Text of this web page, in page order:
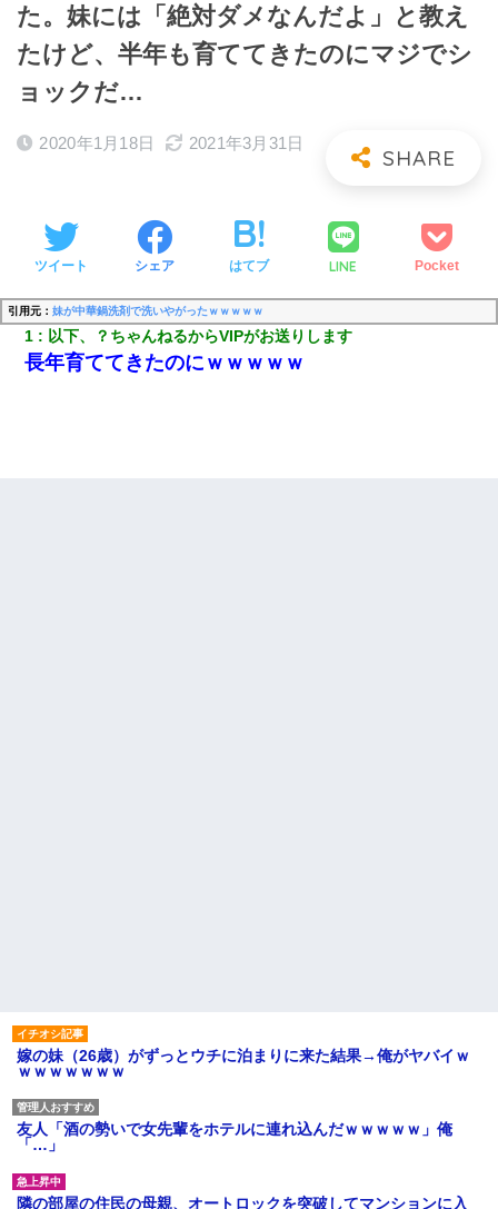
た。妹には「絶対ダメなんだよ」と教え
たけど、半年も育ててきたのにマジでシ
ョックだ…
2020年1月18日 2021年3月31日
ツイート シェア はてブ LINE Pocket
引用元： 妹が中華鍋洗剤で洗いやがったｗｗｗｗｗ
1 以下、？ちゃんねるからVIPがお送りします
長年育ててきたのにｗｗｗｗｗ
嫁の妹（26歳）がずっとウチに泊まりに来た結果→俺がヤバイｗ
ｗｗｗｗｗｗｗ
友人「酒の勢いで女先輩をホテルに連れ込んだｗｗｗｗｗ」俺
「…」
隣の部屋の住民の母親、オートロックを突破してマンションに入